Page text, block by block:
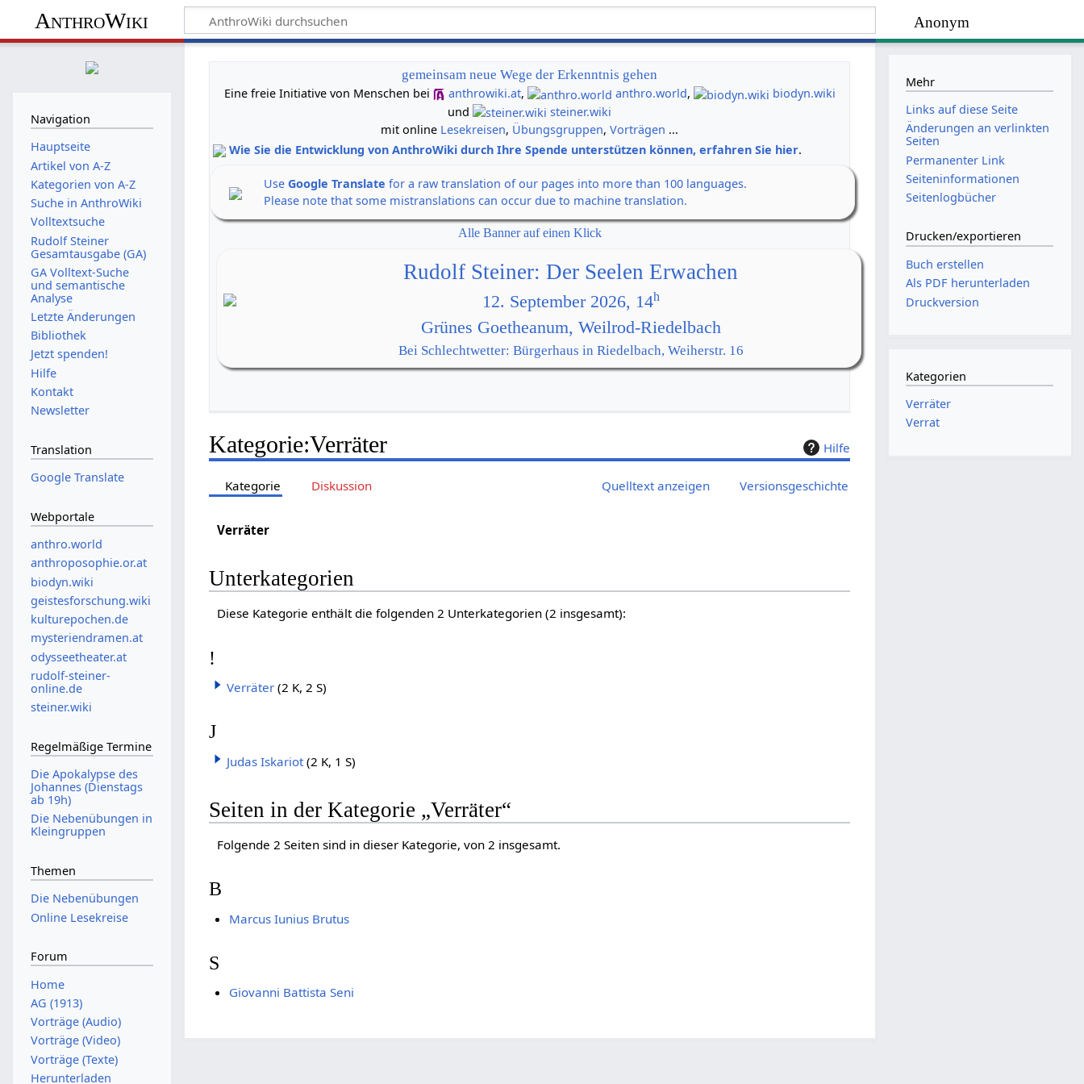
Anonym
AnthroWiki
gemeinsam neue Wege der Erkenntnis gehen
Eine freie Initiative von Menschen bei
anthrowiki.at, anthro.world,
biodyn.wiki
und
steiner.wiki
mit online Lesekreisen, Übungsgruppen,Vorträgen ...
Wie Sie die Entwicklung von AnthroWiki durch Ihre Spende unterstützen können, erfahren Sie hier.
UseGoogle Translate for a raw translation of our pages into more than 100 languages.
Please note that some mistranslations can occur due to machine translation.
Alle Banner auf einen Klick
Rudolf Steiner: Der Seelen Erwachen
12. September 2026, 14h
Grünes Goetheanum, Weilrod-Riedelbach
Bei Schlechtwetter: Bürgerhaus in Riedelbach, Weiherstr. 16
Hilfe
Kategorie:Verräter
Kategorie Diskussion Quelltext anzeigen Versionsgeschichte
Verräter
Unterkategorien
Diese Kategorie enthält die folgenden 2 Unterkategorien (2 insgesamt):
!
Verräter (2 K, 2 S)
J
Judas Iskariot (2 K, 1 S)
Seiten in der Kategorie „Verräter“
Folgende 2 Seiten sind in dieser Kategorie, von 2 insgesamt.
B
Marcus Iunius Brutus
S
Giovanni Battista Seni
Navigation
Hauptseite
Artikel von A-Z
Kategorien von A-Z
Suche in AnthroWiki
Volltextsuche
Rudolf Steiner
Gesamtausgabe (GA)
GA Volltext-Suche
und semantische
Analyse
Letzte Änderungen
Bibliothek
Jetzt spenden!
Hilfe
Kontakt
Newsletter
Translation
Google Translate
Webportale
anthro.world
anthroposophie.or.at
biodyn.wiki
geistesforschung.wiki
kulturepochen.de
mysteriendramen.at
odysseetheater.at
rudolf-steiner-
online.de
steiner.wiki
Regelmäßige Termine
Die Apokalypse des
Johannes (Dienstags
ab 19h)
Die Nebenübungen in
Kleingruppen
Themen
Die Nebenübungen
Online Lesekreise
Forum
Home
AG (1913)
Vorträge (Audio)
Vorträge (Video)
Vorträge (Texte)
Herunterladen
Mehr
Links auf diese Seite
Änderungen an verlinkten
Seiten
Permanenter Link
Seiten­­informationen
Seitenlogbücher
Drucken/­exportieren
Buch erstellen
Als PDF herunterladen
Druckversion
Kategorien
Verräter
Verrat